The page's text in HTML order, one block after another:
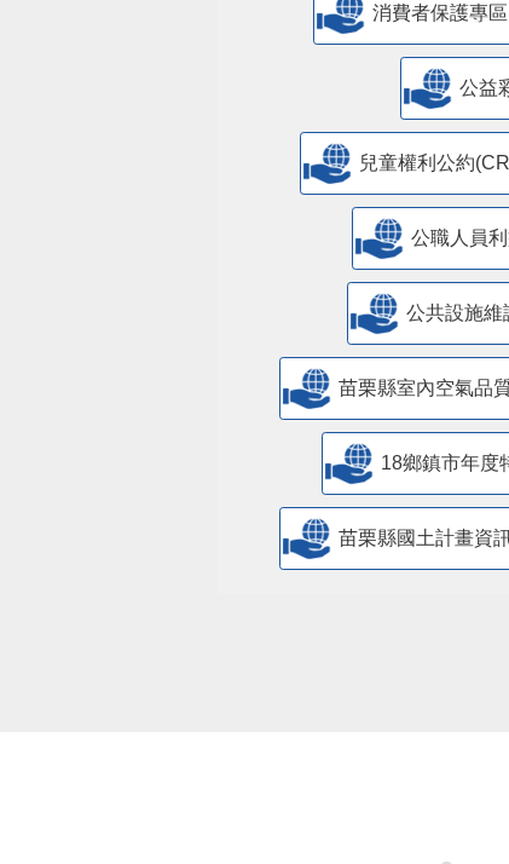
消費者保護專區
公益
兒童權利公約
公職人員
公共設施維
苗栗縣室內空氣品
18鄉鎮市年度
苗栗縣國土計畫資